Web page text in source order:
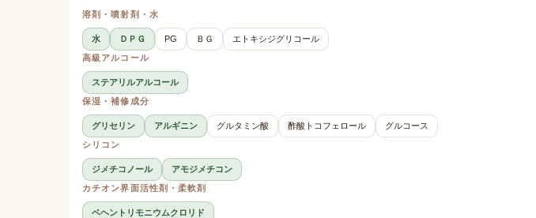
溶剤・噴射剤・水
水 ＤＰＧ PG ＢＧ
エトキシジグリコール
高級アルコール
ステアリルアルコール
保湿・補修成分
グリセリン アルギニン グルタミン酸 酢酸トコフェロール
グルコース
シリコン
ジメチコノール
アモジメチコン
カチオン界面活性剤・柔軟剤
ベヘントリモニウムクロリド